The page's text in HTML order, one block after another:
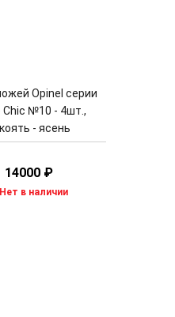
Opinel серии
Chic №10 - 4шт.,
- ясень
14000 ₽
Нет в наличии